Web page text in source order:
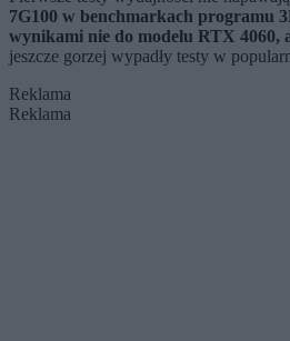
7G100 w benchmarkach programu
wynikami nie do modelu RTX 4060,
jeszcze gorzej wypadły testy w
Reklama
Reklama